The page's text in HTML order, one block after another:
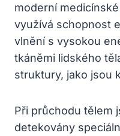
moderní medicínské
využívá schopnost
vlnění s vysokou
tkáněmi lidského
struktury, jako jsou
Při průchodu tělem
detekovány